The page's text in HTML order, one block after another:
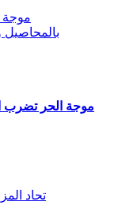
موجة الحر تضرب